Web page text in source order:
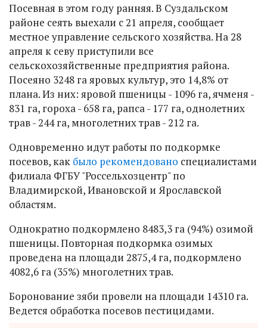
Посевная в этом году ранняя. В Суздальском
районе сеять выехали с 21 апреля, сообщает
местное управление сельского хозяйства. На 28
апреля к севу приступили все
сельскохозяйственные предприятия района.
Посеяно 3248 га яровых культур, это 14,8% от
плана. Из них: яровой пшеницы - 1096 га, ячменя -
831 га, гороха - 658 га, рапса - 177 га, однолетних
трав - 244 га, многолетних трав - 212 га.
Одновременно идут работы по подкормке
посевов, как было рекомендовано специалистами
филиала ФГБУ "Россельхозцентр" по
Владимирской, Ивановской и Ярославской
областям.
Однократно подкормлено 8483,3 га (94%) озимой
пшеницы. Повторная подкормка озимых
проведена на площади 2875,4 га, подкормлено
4082,6 га (35%) многолетних трав.
Боронование зяби провели на площади 14310 га.
Ведется обработка посевов пестицидами.